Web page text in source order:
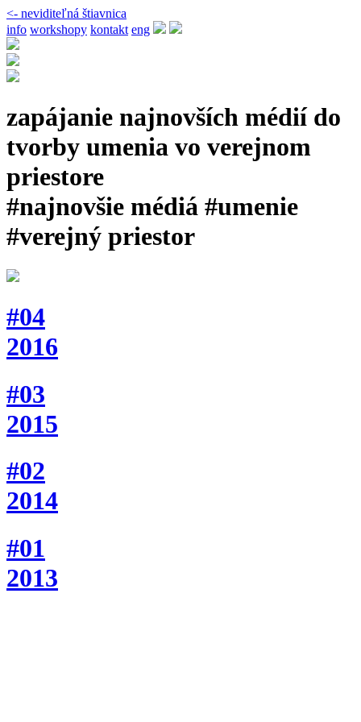
<- neviditeľná štiavnica
info workshopy kontakt eng
zapájanie najnovších médií do
tvorby umenia vo verejnom
priestore
#najnovšie médiá #umenie
#verejný priestor
#04
2016
#03
2015
#02
2014
#01
2013